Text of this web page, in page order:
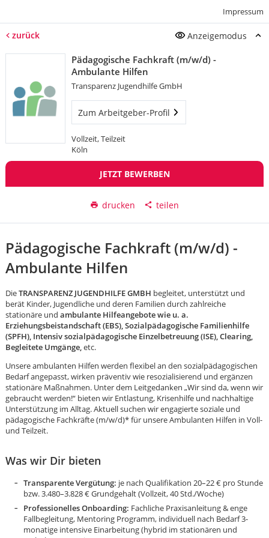
Impressum
zurück Anzeigemodus
Pädagogische Fachkraft (m/w/d) -
Ambulante Hilfen
Transparenz Jugendhilfe GmbH
Zum Arbeitgeber-Profil
Vollzeit, Teilzeit
Köln
JETZT BEWERBEN
drucken teilen
Pädagogische Fachkraft (m/w/d) -
Ambulante Hilfen
DieTRANSPARENZ JUGENDHILFE GMBH begleitet, unterstützt und
berät Kinder, Jugendliche und deren Familien durch zahlreiche
stationäre und ambulante Hilfeangebote wie u. a.
Erziehungsbeistandschaft (EBS), Sozialpädagogische Familienhilfe
(SPFH), Intensiv sozialpädagogische Einzelbetreuung (ISE), Clearing,
Begleitete Umgänge, etc.
Unsere ambulanten Hilfen werden flexibel an den sozialpädagogischen
Bedarf angepasst, wirken präventiv wie resozialisierend und ergänzen
stationäre Maßnahmen. Unter dem Leitgedanken „Wir sind da, wenn wir
gebraucht werden!“ bieten wir Entlastung, Krisenhilfe und nachhaltige
Unterstützung im Alltag. Aktuell suchen wir engagierte soziale und
pädagogische Fachkräfte (m/w/d)* für unsere Ambulanten Hilfen in Voll-
und Teilzeit.
Was wir Dir bieten
Transparente Vergütung: je nach Qualifikation 20–22 € pro Stunde
bzw. 3.480–3.828 € Grundgehalt (Vollzeit, 40 Std./Woche)
Professionelles Onboarding: Fachliche Praxisanleitung & enge
Fallbegleitung, Mentoring Programm, individuell nach Bedarf 3-
monatige intensive Einarbeitung (hybrid im stationären und
Karte anzeigen